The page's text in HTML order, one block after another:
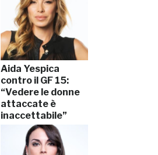
Aida Yespica
contro il GF 15:
“Vedere le donne
attaccate è
inaccettabile”